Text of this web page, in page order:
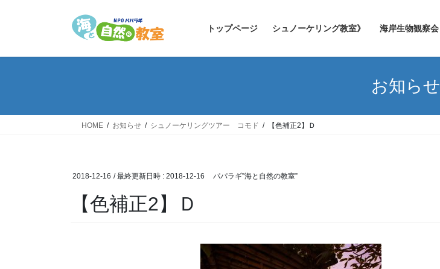
トップページ シュノーケリング教室》 海岸生物観察会
お知らせ
HOME お知らせ シュノーケリングツアー コモド 【色補正2】Ｄ
2018-12-16 / 最終更新日時 : 2018-12-16 パパラギ”海と自然の教室”
【色補正2】Ｄ